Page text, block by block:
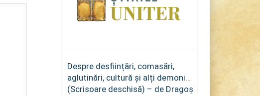
Despre desființări, comasări,
aglutinări, cultură și alți demoni…
(Scrisoare deschisă) – de Dragoș